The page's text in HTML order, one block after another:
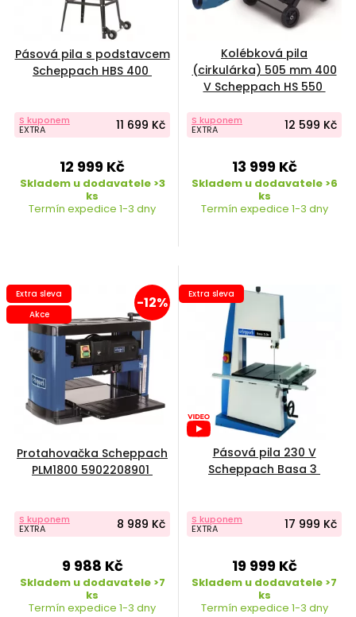
Pásová pila s podstavcem
Scheppach HBS 400
S kuponem
EXTRA 11 699 Kč
12 999 Kč
Skladem u dodavatele >3
ks
Termín expedice 1-3 dny
Kolébková pila
(cirkulárka) 505 mm 400
V Scheppach HS 550
S kuponem
EXTRA 12 599 Kč
13 999 Kč
Skladem u dodavatele >6
ks
Termín expedice 1-3 dny
-12%
Extra sleva
Akce
Protahovačka Scheppach
PLM1800 5902208901
S kuponem
EXTRA 8 989 Kč
9 988 Kč
Skladem u dodavatele >7
ks
Termín expedice 1-3 dny
Extra sleva
Pásová pila 230 V
Scheppach Basa 3
S kuponem
EXTRA 17 999 Kč
19 999 Kč
Skladem u dodavatele >7
ks
Termín expedice 1-3 dny